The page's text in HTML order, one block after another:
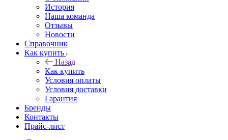
История
Наша команда
Отзывы
Новости
Справочник
Как купить
Назад
Как купить
Условия оплаты
Условия доставки
Гарантия
Бренды
Контакты
Прайс-лист